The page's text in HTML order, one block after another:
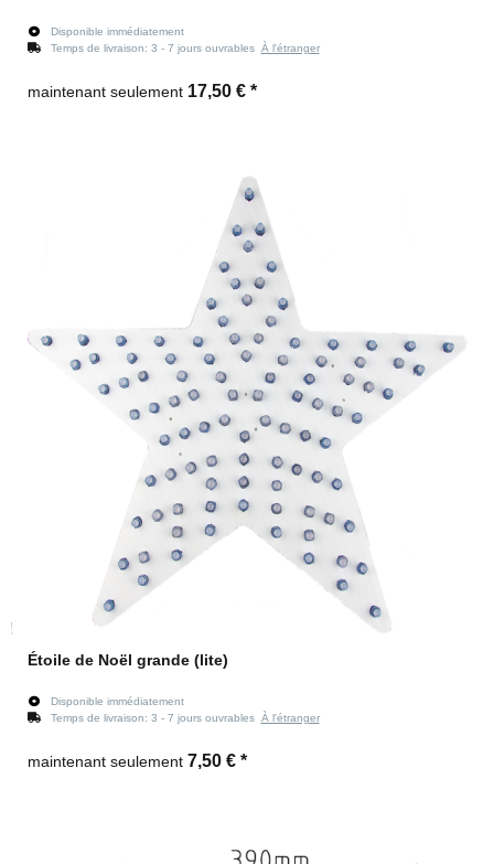
Disponible immédiatement
Temps de livraison: 3 - 7 jours ouvrables À l'étranger
maintenant seulement 17,50 € *
Étoile de Noël grande (lite)
Disponible immédiatement
Temps de livraison: 3 - 7 jours ouvrables À l'étranger
maintenant seulement 7,50 € *